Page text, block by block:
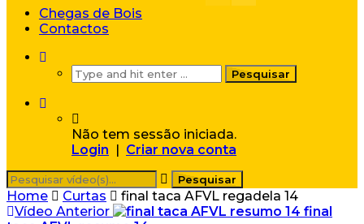
Chegas de Bois
Contactos
Não tem sessão iniciada.
Login
Criar nova conta
Home Curtas
final taca AFVL regadela 14
Vídeo Anterior
final